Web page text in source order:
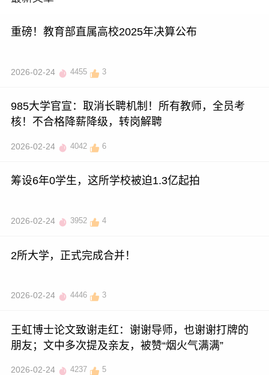
重磅！教育部直属高校2025年决算公布
2026-02-24 4455 3
985大学官宣：取消长聘机制！所有教师，全员考
核！不合格降薪降级，转岗解聘
2026-02-24 4042 6
筹设6年0学生，这所学校被迫1.3亿起拍
2026-02-24 3952 4
2所大学，正式完成合并！
2026-02-24 4446 3
王虹博士论文致谢走红：谢谢导师，也谢谢打牌的
朋友；文中多次提及亲友，被赞“烟火气满满”
2026-02-24 4237 5